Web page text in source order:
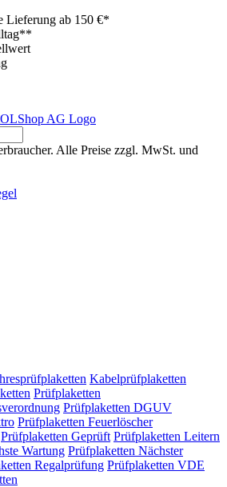
Lieferung ab 150 €*
Alle Preise zzgl. MwSt. und
Kabelprüfplaketten
Prüfplaketten
Prüfplaketten DGUV
Prüfplaketten Feuerlöscher
Prüfplaketten Geprüft Prüfplaketten Leitern
Wartung Prüfplaketten Nächster
Regalprüfung Prüfplaketten VDE